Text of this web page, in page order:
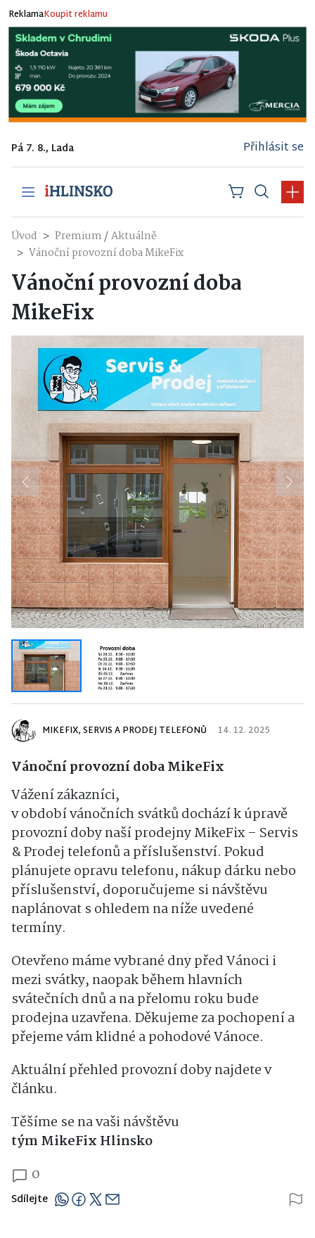
ReklamaKoupit reklamu
Pá 7. 8., Lada Přihlásit se
Úvod Premium/Aktuálně
Vánoční provozní doba MikeFix
Vánoční provozní doba
MikeFix
Previous Next
MIKEFIX, SERVIS A PRODEJ TELEFONŮ 14. 12. 2025
Vánoční provozní doba MikeFix
Vážení zákazníci,
v období vánočních svátků dochází k úpravě
provozní doby naší prodejny MikeFix – Servis
& Prodej telefonů a příslušenství. Pokud
plánujete opravu telefonu, nákup dárku nebo
příslušenství, doporučujeme si návštěvu
naplánovat s ohledem na níže uvedené
termíny.
Otevřeno máme vybrané dny před Vánoci i
mezi svátky, naopak během hlavních
svátečních dnů a na přelomu roku bude
prodejna uzavřena. Děkujeme za pochopení a
přejeme vám klidné a pohodové Vánoce.
Aktuální přehled provozní doby najdete v
článku.
Těšíme se na vaši návštěvu
tým MikeFix Hlinsko
0
Sdílejte